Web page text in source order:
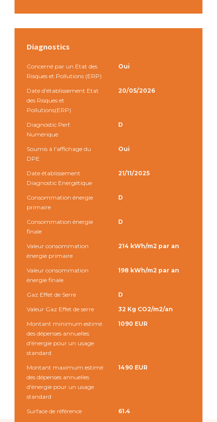
Diagnostics
Concerné par un Etat des
Risques et Pollutions (ERP)
Oui
Date d'établissement Etat
des Risques et
Pollutions(ERP)
20/05/2026
Diagnostic Perf.
Numérique
D
Soumis à l'affichage du
DPE
Oui
Date établissement
Diagnostic Energétique
21/11/2025
Consommation énergie
primaire
D
Consommation énergie
finale
D
Valeur consommation
énergie primaire
214 kWh/m2 par an
Valeur consommation
énergie finale
198 kWh/m2 par an
Gaz Effet de Serre
D
Valeur Gaz Effet de serre
32 Kg CO2/m2/an
Montant minimum estimé
des dépenses annuelles
d'énergie pour un usage
standard
1090 EUR
Montant maximum estimé
des dépenses annuelles
d'énergie pour un usage
standard
1490 EUR
Surface de référence 61.4